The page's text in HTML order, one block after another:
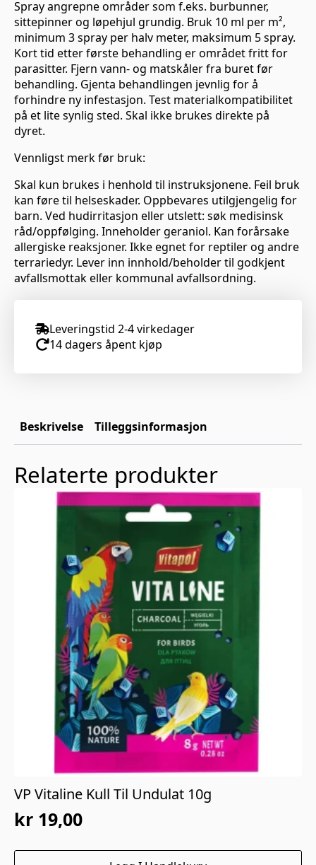
Spray angrepne områder som f.eks. burbunner,
sittepinner og løpehjul grundig. Bruk 10 ml per m²,
minimum 3 spray per halv meter, maksimum 5 spray.
Kort tid etter første behandling er området fritt for
parasitter. Fjern vann- og matskåler fra buret før
behandling. Gjenta behandlingen jevnlig for å
forhindre ny infestasjon. Test materialkompatibilitet
på et lite synlig sted. Skal ikke brukes direkte på
dyret.
Vennligst merk før bruk:
Skal kun brukes i henhold til instruksjonene. Feil bruk
kan føre til helseskader. Oppbevares utilgjengelig for
barn. Ved hudirritasjon eller utslett: søk medisinsk
råd/oppfølging. Inneholder geraniol. Kan forårsake
allergiske reaksjoner. Ikke egnet for reptiler og andre
terrariedyr. Lever inn innhold/beholder til godkjent
avfallsmottak eller kommunal avfallsordning.
Leveringstid 2-4 virkedager
14 dagers åpent kjøp
Beskrivelse Tilleggsinformasjon
Relaterte produkter
VP Vitaline Kull Til Undulat 10g
kr 19,00